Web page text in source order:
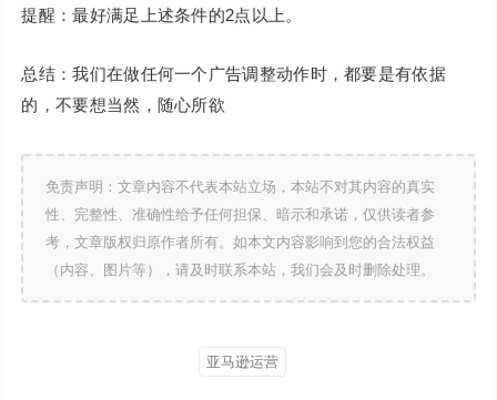
提醒：最好满足上述条件的2点以上。
总结：我们在做任何一个广告调整动作时，都要是有依据
的，不要想当然，随心所欲
免责声明：文章内容不代表本站立场，本站不对其内容的真实
性、完整性、准确性给予任何担保、暗示和承诺，仅供读者参
考，文章版权归原作者所有。如本文内容影响到您的合法权益
（内容、图片等），请及时联系本站，我们会及时删除处理。
亚马逊运营